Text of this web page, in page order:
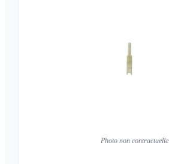
Photo non contractuelle